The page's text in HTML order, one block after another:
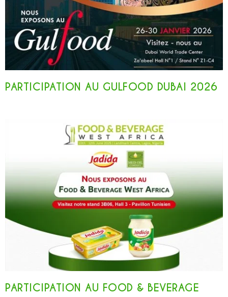
PARTICIPATION AU GULFOOD DUBAI 2026
PARTICIPATION AU FOOD & BEVERAGE